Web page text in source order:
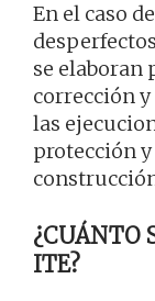
En el caso
se elaboran
corrección
las
protección
¿CUÁNTO
ITE?